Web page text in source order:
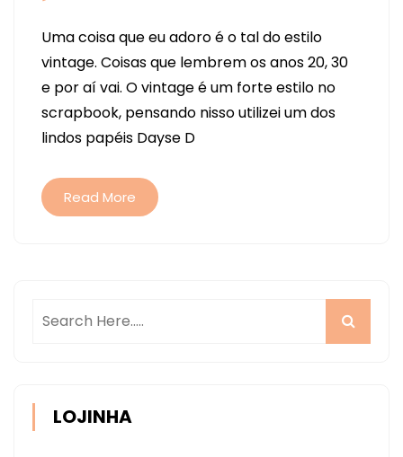
DÉCOR
–
VINTAGE
Uma coisa que eu adoro é o tal do estilo
vintage. Coisas que lembrem os anos 20, 30
e por aí vai. O vintage é um forte estilo no
scrapbook, pensando nisso utilizei um dos
lindos papéis Dayse D
Read More
LOJINHA